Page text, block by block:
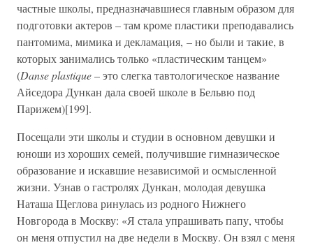
частные школы, предназначавшиеся главным образом для
подготовки актеров – там кроме пластики преподавались
пантомима, мимика и декламация, – но были и такие, в
которых занимались только «пластическим танцем»
(Danse plastique– это слегка тавтологическое название
Айседора Дункан дала своей школе в Бельвю под
Парижем)[199].
Посещали эти школы и студии в основном девушки и
юноши из хороших семей, получившие гимназическое
образование и искавшие независимой и осмысленной
жизни. Узнав о гастролях Дункан, молодая девушка
Наташа Щеглова ринулась из родного Нижнего
Новгорода в Москву: «Я стала упрашивать папу, чтобы
он меня отпустил на две недели в Москву. Он взял с меня